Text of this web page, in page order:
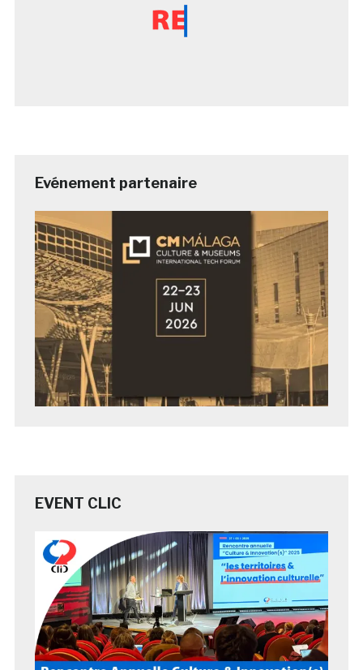
Evénement partenaire
EVENT CLIC